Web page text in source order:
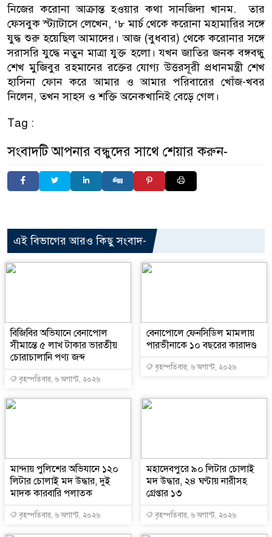
নিজের করোনা আক্রান্ত হওয়ার কথা সানজিদা খানম. তার
ফেসবুক স্ট্যাটাসে লেখেন, ‘৮ মার্চ থেকে করোনা মহামারির সঙ্গে
যুদ্ধ শুরু হয়েছিল আমাদের। আজ (বুধবার) থেকে করোনার সঙ্গে
সরাসরি যুদ্ধে নতুন মাত্রা যুক্ত হলো। যখন জাতির জনক বঙ্গবন্ধু
শেখ মুজিবুর রহমানের রক্তের যোগ্য উত্তরসূরী প্রধানমন্ত্রী শেখ
হাসিনা ফোন করে আমার ও আমার পরিবারের খোঁজ-খবর
নিলেন, তখন সাহস ও শক্তি অনেকখানিই বেড়ে গেল।
Tag :
সংবাদটি আপনার বন্ধুদের সাথে শেয়ার করুন-
এই বিভাগের আরও কিছু সংবাদ-
বিজিবির অভিযানে বেনাপোল
সীমান্তে ৫ লাখ টাকার ভারতীয়
চোরাচালানি পণ্য জব্দ
বৃহস্পতিবার, ৬ অগাস্ট, ২০২৬
বেনাপোলে ফেনসিডিল মামলায়
পারভীনাকে ১০ বছরের কারাদণ্ড
বৃহস্পতিবার, ৬ অগাস্ট, ২০২৬
মান্দায় পুলিশের অভিযানে ১২০
লিটার চোলাই মদ উদ্ধার, দুই
মাদক কারবারি পলাতক
বৃহস্পতিবার, ৬ অগাস্ট, ২০২৬
মহাদেবপুরে ৯০ লিটার চোলাই
মদ উদ্ধার, ২৪ ঘণ্টায় নারীসহ
গ্রেপ্তার ১৩
বৃহস্পতিবার, ৬ অগাস্ট, ২০২৬